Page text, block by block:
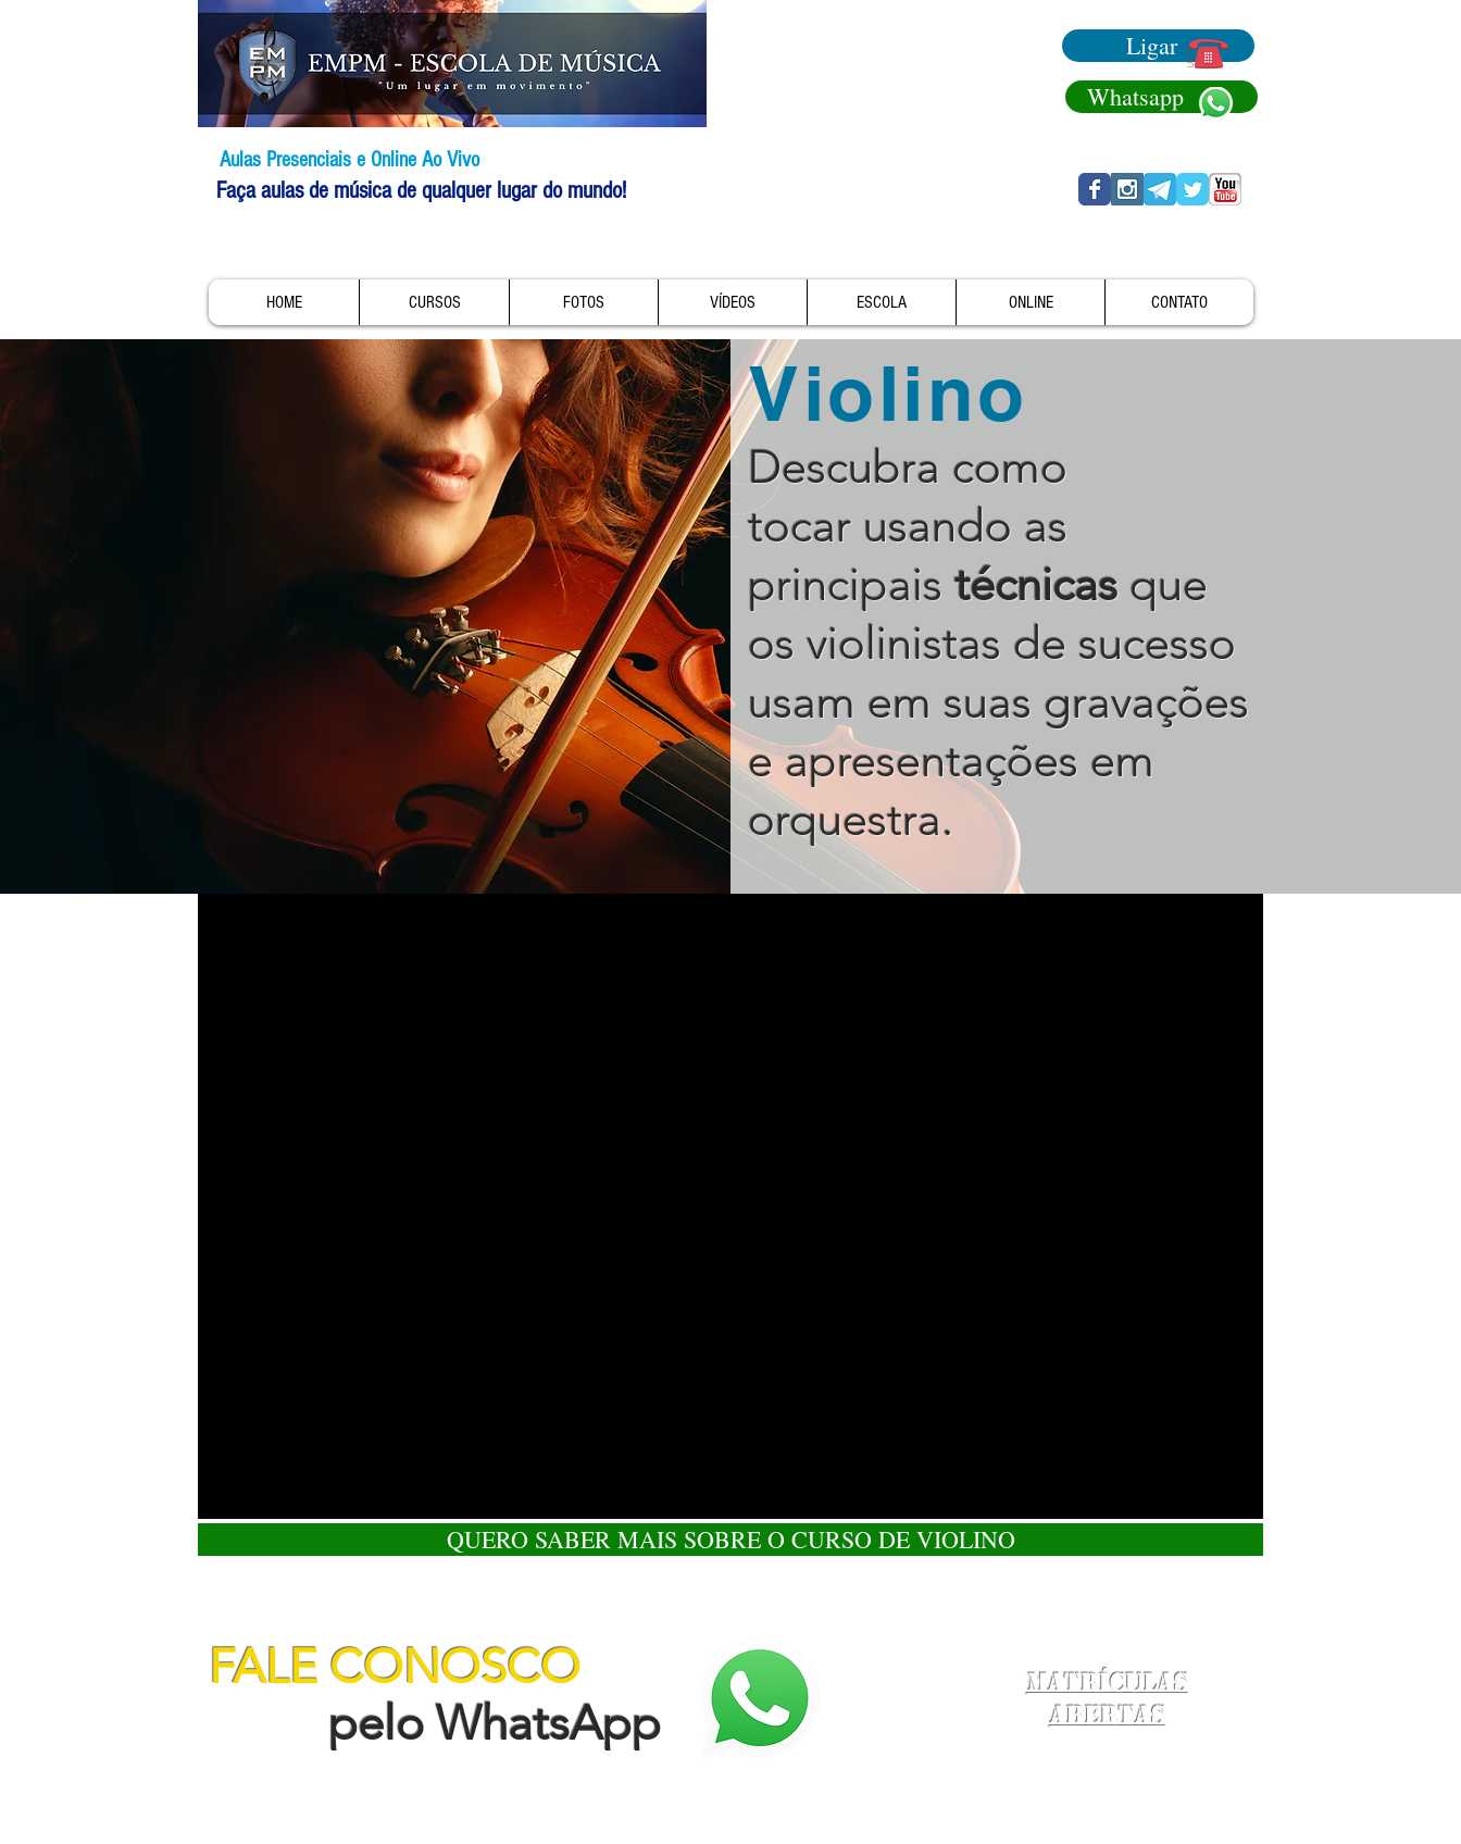
Ligar
Whatsapp
Aulas Presenciais e Online Ao Vivo
Faça aulas de música de qualquer lugar do mundo!
HOME CURSOS FOTOS VÍDEOS ESCOLA ONLINE CONTATO
Violino
Descubra como
tocar usando as
principaistécnicas que
os violinistas de sucesso
usam em suas gravações
e apresentações em
orquestra.
QUERO SABER MAIS SOBRE O CURSO DE VIOLINO
FALE CONOSCO
pelo WhatsApp
Matrículas
Abertas